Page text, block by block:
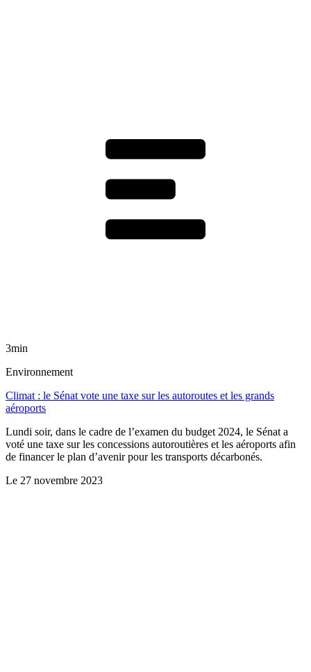
3min
Environnement
Climat : le Sénat vote une taxe sur les autoroutes et les grands
aéroports
Lundi soir, dans le cadre de l’examen du budget 2024, le Sénat a
voté une taxe sur les concessions autoroutières et les aéroports afin
de financer le plan d’avenir pour les transports décarbonés.
Le 27 novembre 2023